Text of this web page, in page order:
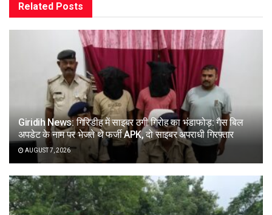
Related Posts
Giridih News: गिरिडीह में साइबर ठगी गिरोह का भंडाफोड़: गैस बिल
अपडेट के नाम पर भेजते थे फर्जी APK, दो साइबर अपराधी गिरफ्तार
AUGUST 7, 2026